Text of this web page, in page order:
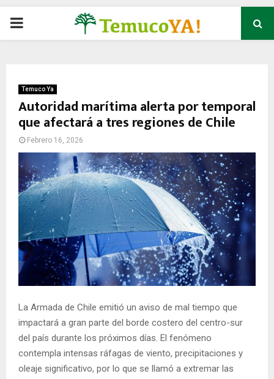
P
M
A
R
Y
M
E
N
U
Temuco Ya
Autoridad marítima alerta por temporal
que afectará a tres regiones de Chile
Febrero 16, 2026
La Armada de Chile emitió un aviso de mal tiempo que
impactará a gran parte del borde costero del centro-sur
del país durante los próximos días. El fenómeno
contempla intensas ráfagas de viento, precipitaciones y
oleaje significativo, por lo que se llamó a extremar las